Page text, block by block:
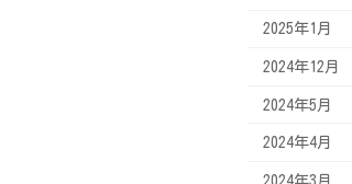
2025年1月
2024年12月
2024年5月
2024年4月
2024年3月